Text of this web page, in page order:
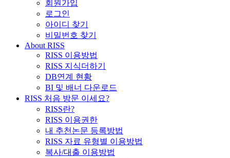
회원가입
로그인
아이디 찾기
비밀번호 찾기
About RISS
RISS 이용방법
RISS 지식더하기
DB연계 현황
BI 및 배너 다운로드
RISS 처음 방문 이세요?
RISS란?
RISS 이용권한
내 추천논문 등록방법
RISS 자료 유형별 이용방법
복사/대출 이용방법